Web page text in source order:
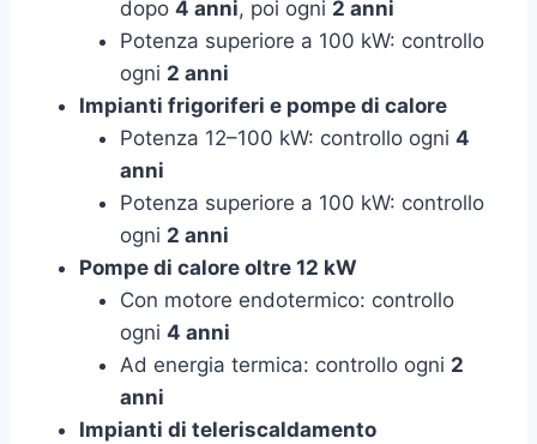
dopo 4 anni, poi ogni 2 anni
Potenza superiore a 100 kW: controllo
ogni 2 anni
Impianti frigoriferi e pompe di calore
Potenza 12–100 kW: controllo ogni 4
anni
Potenza superiore a 100 kW: controllo
ogni 2 anni
Pompe di calore oltre 12 kW
Con motore endotermico: controllo
ogni 4 anni
Ad energia termica: controllo ogni 2
anni
Impianti di teleriscaldamento